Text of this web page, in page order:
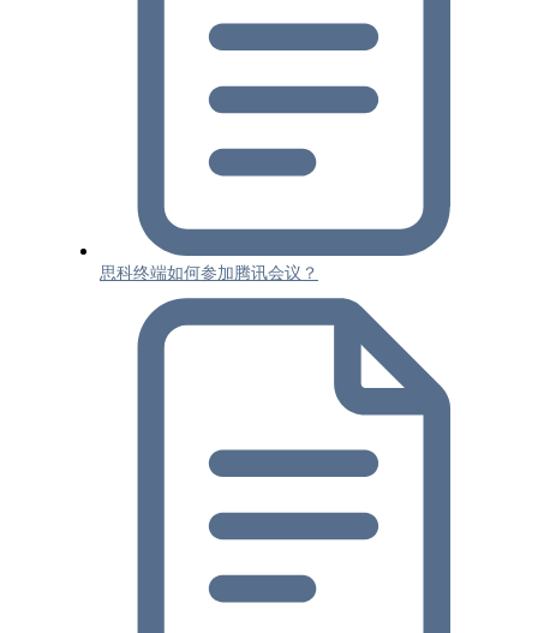
思科终端如何参加腾讯会议？